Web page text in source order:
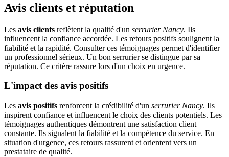
Avis clients et réputation
Les avis clients reflètent la qualité d'un serrurier Nancy. Ils
influencent la confiance accordée. Les retours positifs soulignent la
fiabilité et la rapidité. Consulter ces témoignages permet d'identifier
un professionnel sérieux. Un bon serrurier se distingue par sa
réputation. Ce critère rassure lors d'un choix en urgence.
L'impact des avis positifs
Les avis positifs renforcent la crédibilité d'un serrurier Nancy. Ils
inspirent confiance et influencent le choix des clients potentiels. Les
témoignages authentiques démontrent une satisfaction client
constante. Ils signalent la fiabilité et la compétence du service. En
situation d'urgence, ces retours rassurent et orientent vers un
prestataire de qualité.